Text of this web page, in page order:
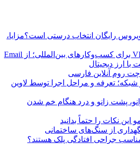
رایگان انتخاب درستی است؟مزایا،
راهنمای انتخاب VPS برای کسب‌وکارهای بین‌المللی؛ از Email
روم آنلاین فارسی
تعرفه و مراحل اجرا توسط لاوین
پشت زانو و درد هنگام خم شدن
نکات را حتماً بدانید
از سنگ‌های ساختمانی
جراحی افتادگی پلک هستند؟